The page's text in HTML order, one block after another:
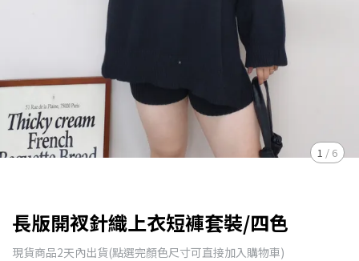
1 / 6
長版開衩針織上衣短褲套裝/四色
現貨商品2天內出貨(點選完顏色尺寸可直接加入購物車)